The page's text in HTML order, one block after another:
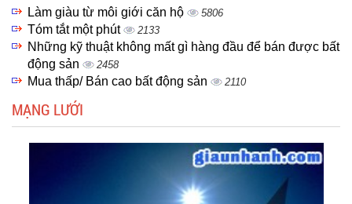
Làm giàu từ môi giới căn hộ 5806
Tóm tắt một phút 2133
Những kỹ thuật không mất gì hàng đầu để bán được bất
động sản
2458
Mua thấp/ Bán cao bất động sản 2110
MẠNG LƯỚI